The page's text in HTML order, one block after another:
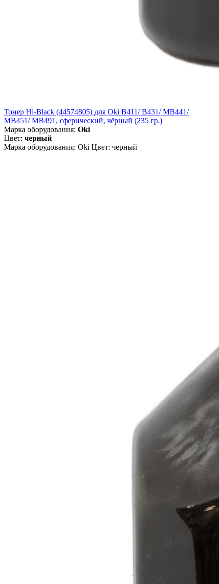
Тонер Hi-Black (44574805) для Oki B411/ B431/ MB441/
MB451/ MB491, сферический, чёрный (235 гр.)
Марка оборудования: Oki
Цвет: черный
Марка оборудования: Oki Цвет: черный